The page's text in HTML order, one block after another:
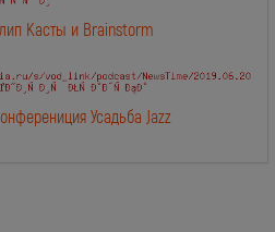
Касты и Brainstorm
Усадьба Jazz